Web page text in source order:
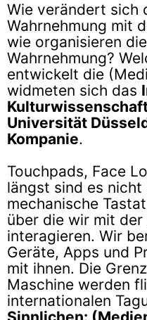
Wie verändert sich
Wahrnehmung mit
wie organisieren
Wahrnehmung?
entwickelt die
widmeten sich das
Universität
Kompanie.
Touchpads, Face
längst sind es nicht
mechanische
über die wir mit
interagieren. Wir
Geräte, Apps und
mit ihnen. Die
Maschine werden
internationalen